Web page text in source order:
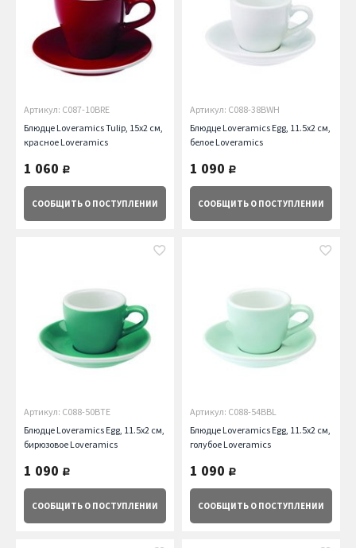
Артикул: C087-10BRE
Блюдце Loveramics Tulip, 15х2 см,
красное Loveramics
1 060 руб.
СООБЩИТЬ О ПОСТУПЛЕНИИ
Артикул: C088-38BWH
Блюдце Loveramics Egg, 11.5х2 см,
белое Loveramics
1 090 руб.
СООБЩИТЬ О ПОСТУПЛЕНИИ
Артикул: C088-50BTE
Блюдце Loveramics Egg, 11.5х2 см,
бирюзовое Loveramics
1 090 руб.
СООБЩИТЬ О ПОСТУПЛЕНИИ
Артикул: C088-54BBL
Блюдце Loveramics Egg, 11.5х2 см,
голубое Loveramics
1 090 руб.
СООБЩИТЬ О ПОСТУПЛЕНИИ